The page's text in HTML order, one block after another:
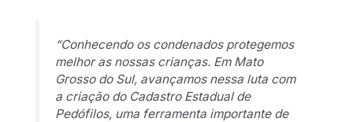
“Conhecendo os condenados protegemos
melhor as nossas crianças. Em Mato
Grosso do Sul, avançamos nessa luta com
a criação do Cadastro Estadual de
Pedófilos, uma ferramenta importante de